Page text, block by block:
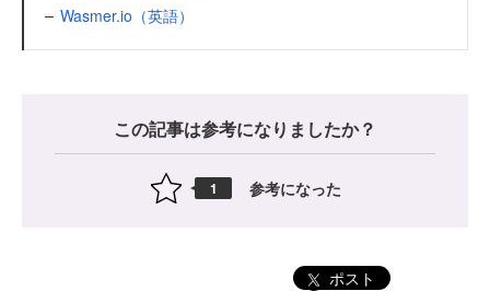
Wasmer.io（英語）
この記事は参考になりましたか？
1 参考になった
ポスト